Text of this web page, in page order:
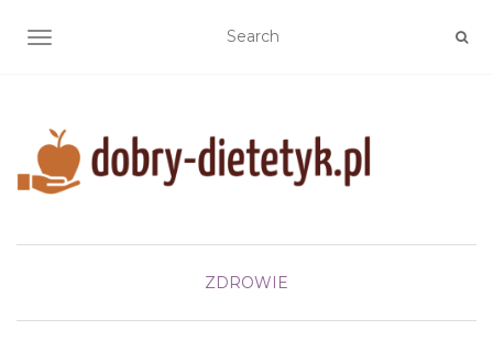
TOGGLE NAVIGATION
ZDROWIE